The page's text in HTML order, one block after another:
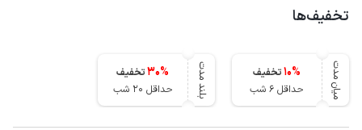
تخفیف‌ها
میان مدت 10%
تخفیف
حداقل 6 شب
بلند مدت 30%
تخفیف
حداقل 20 شب